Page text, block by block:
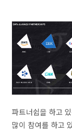
파트너쉽을 하고
많이 참여를 하고